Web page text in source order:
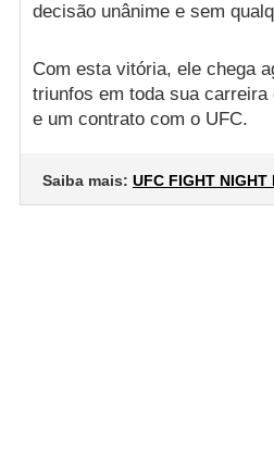
decisão unânime e sem
Com esta vitória, ele chega
triunfos em toda sua carreira
e um contrato com o UFC.
Saiba mais: UFC FIGHT NIGHT